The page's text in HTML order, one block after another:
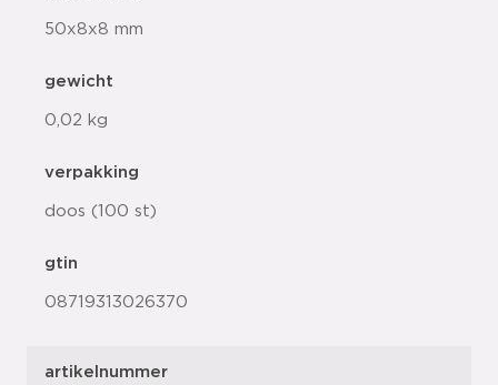
50x8x8 mm
gewicht
0,02 kg
verpakking
doos (100 st)
gtin
08719313026370
artikelnummer